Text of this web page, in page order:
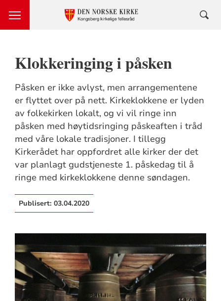
Klokkeringing i påsken
Påsken er ikke avlyst, men arrangementene
er flyttet over på nett. Kirkeklokkene er lyden
av folkekirken lokalt, og vi vil ringe inn
påsken med høytidsringing påskeaften i tråd
med våre lokale tradisjoner. I tillegg
Kirkerådet har oppfordret alle kirker der det
var planlagt gudstjeneste 1. påskedag til å
ringe med kirkeklokkene denne søndagen.
Publisert: 03.04.2020